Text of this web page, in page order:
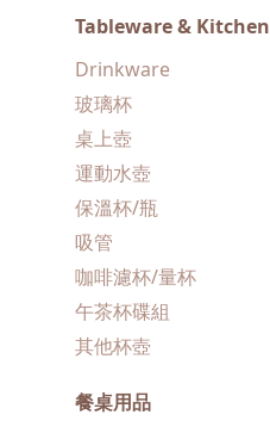
Tableware & Kitchen
Drinkware
玻璃杯
桌上壺
運動水壺
保溫杯/瓶
吸管
咖啡濾杯/量杯
午茶杯碟組
其他杯壺
餐桌用品